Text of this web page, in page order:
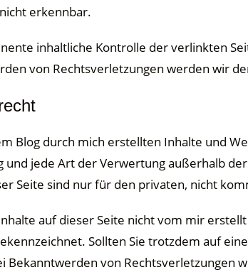
erkennbar.
inhaltliche Kontrolle der verlinkten
von Rechtsverletzungen werden wir
Blog durch mich erstellten Inhalte und
und jede Art der Verwertung außerhalb
Seite sind nur für den privaten, nicht
auf dieser Seite nicht vom mir
Sollten Sie trotzdem auf
Bekanntwerden von Rechtsverletzungen